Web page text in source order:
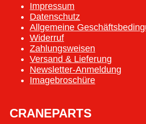
Impressum
Datenschutz
Allgemeine
Widerruf
Zahlungsweisen
Versand & Lieferung
Newsletter-Anmeldung
Imagebroschüre
CRANEPARTS